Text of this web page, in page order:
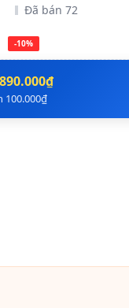
Đã bán 72
-10%
100.000₫